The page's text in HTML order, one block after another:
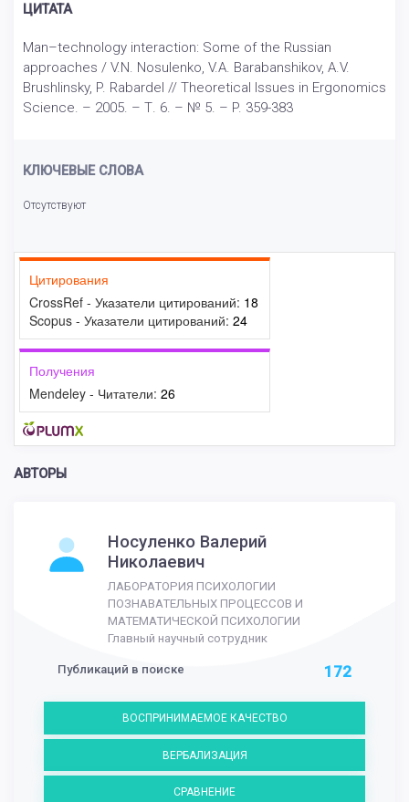
ЦИТАТА
Man–technology interaction: Some of the Russian
approaches / V.N. Nosulenko, V.A. Barabanshikov, A.V.
Brushlinsky, P. Rabardel // Theoretical Issues in Ergonomics
Science. – 2005. – Т. 6. – № 5. – P. 359-383
КЛЮЧЕВЫЕ СЛОВА
Отсутствуют
Цитирования
CrossRef - Указатели цитирований: 18
Scopus - Указатели цитирований: 24
Получения
Mendeley - Читатели: 26
АВТОРЫ
Носуленко Валерий
Николаевич
ЛАБОРАТОРИЯ ПСИХОЛОГИИ
ПОЗНАВАТЕЛЬНЫХ ПРОЦЕССОВ И
МАТЕМАТИЧЕСКОЙ ПСИХОЛОГИИ
Главный научный сотрудник
Публикаций в поиске 172
ВОСПРИНИМАЕМОЕ КАЧЕСТВО
ВЕРБАЛИЗАЦИЯ
СРАВНЕНИЕ